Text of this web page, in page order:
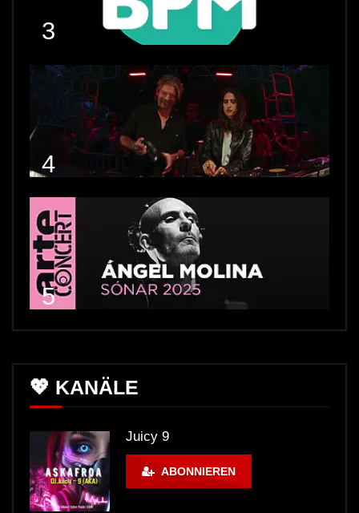
3
4
5
💖 KANÄLE
Juicy 9
ABONNIEREN